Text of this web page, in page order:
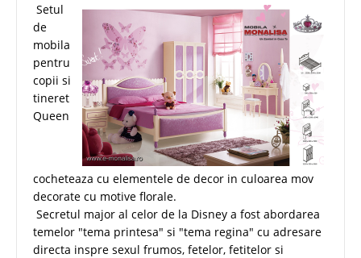
Setul
de
mobila
pentru
copii si
tineret
Queen
cocheteaza cu elementele de decor in culoarea mov
decorate cu motive florale.
Secretul major al celor de la Disney a fost abordarea
temelor "tema printesa" si "tema regina" cu adresare
directa inspre sexul frumos, fetelor, fetitelor si